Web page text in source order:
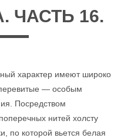
ЧАСТЬ 16.
характер имеют широко
— особым
Посредством
нитей холсту
по которой вьется белая